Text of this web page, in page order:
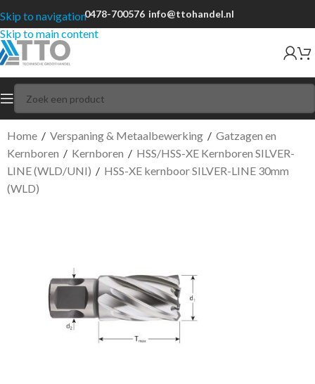
Skip to navigation
Skip to main content
0478-700576 info@ttohandel.nl
Home / Verspaning & Metaalbewerking / Gatzagen en
Kernboren / Kernboren / HSS/HSS-XE Kernboren SILVER-
LINE (WLD/UNI) / HSS-XE kernboor SILVER-LINE 30mm
(WLD)